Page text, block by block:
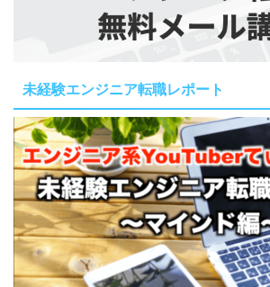
未経験エンジニア転職レポート